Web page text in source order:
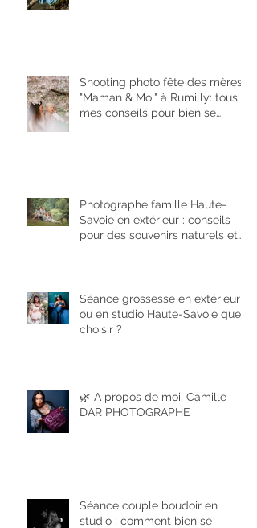
Shooting photo fête des mères
"Maman & Moi" à Rumilly: tous
mes conseils pour bien se
Photographe famille Haute-
Savoie en extérieur : conseils
pour des souvenirs naturels et
Séance grossesse en extérieur
ou en studio Haute-Savoie que
choisir ?
🌿 A propos de moi, Camille
DAR PHOTOGRAPHE
Séance couple boudoir en
studio : comment bien se